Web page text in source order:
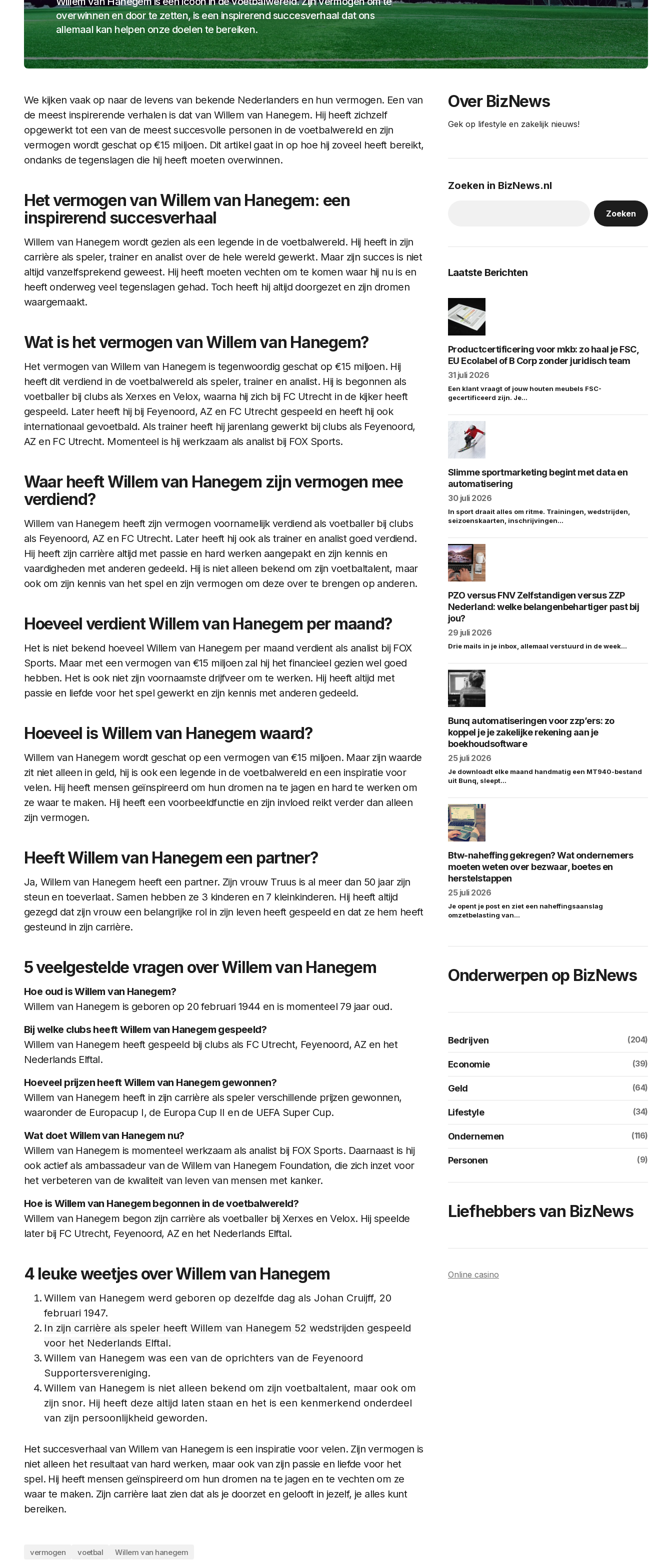
overwinnen en door te zetten, is een inspirerend succesverhaal dat ons
allemaal kan helpen onze doelen te bereiken.
We kijken vaak op naar de levens van bekende Nederlanders en hun vermogen. Een van
de meest inspirerende verhalen is dat van Willem van Hanegem. Hij heeft zichzelf
opgewerkt tot een van de meest succesvolle personen in de voetbalwereld en zijn
vermogen wordt geschat op €15 miljoen. Dit artikel gaat in op hoe hij zoveel heeft bereikt,
ondanks de tegenslagen die hij heeft moeten overwinnen.
Het vermogen van Willem van Hanegem: een
inspirerend succesverhaal
Willem van Hanegem wordt gezien als een legende in de voetbalwereld. Hij heeft in zijn
carrière als speler, trainer en analist over de hele wereld gewerkt. Maar zijn succes is niet
altijd vanzelfsprekend geweest. Hij heeft moeten vechten om te komen waar hij nu is en
heeft onderweg veel tegenslagen gehad. Toch heeft hij altijd doorgezet en zijn dromen
waargemaakt.
Wat is het vermogen van Willem van Hanegem?
Het vermogen van Willem van Hanegem is tegenwoordig geschat op €15 miljoen. Hij
heeft dit verdiend in de voetbalwereld als speler, trainer en analist. Hij is begonnen als
voetballer bij clubs als Xerxes en Velox, waarna hij zich bij FC Utrecht in de kijker heeft
gespeeld. Later heeft hij bij Feyenoord, AZ en FC Utrecht gespeeld en heeft hij ook
internationaal gevoetbald. Als trainer heeft hij jarenlang gewerkt bij clubs als Feyenoord,
AZ en FC Utrecht. Momenteel is hij werkzaam als analist bij FOX Sports.
Waar heeft Willem van Hanegem zijn vermogen mee
verdiend?
Willem van Hanegem heeft zijn vermogen voornamelijk verdiend als voetballer bij clubs
als Feyenoord, AZ en FC Utrecht. Later heeft hij ook als trainer en analist goed verdiend.
Hij heeft zijn carrière altijd met passie en hard werken aangepakt en zijn kennis en
vaardigheden met anderen gedeeld. Hij is niet alleen bekend om zijn voetbaltalent, maar
ook om zijn kennis van het spel en zijn vermogen om deze over te brengen op anderen.
Hoeveel verdient Willem van Hanegem per maand?
Het is niet bekend hoeveel Willem van Hanegem per maand verdient als analist bij FOX
Sports. Maar met een vermogen van €15 miljoen zal hij het financieel gezien wel goed
hebben. Het is ook niet zijn voornaamste drijfveer om te werken. Hij heeft altijd met
passie en liefde voor het spel gewerkt en zijn kennis met anderen gedeeld.
Hoeveel is Willem van Hanegem waard?
Willem van Hanegem wordt geschat op een vermogen van €15 miljoen. Maar zijn waarde
zit niet alleen in geld, hij is ook een legende in de voetbalwereld en een inspiratie voor
velen. Hij heeft mensen geïnspireerd om hun dromen na te jagen en hard te werken om
ze waar te maken. Hij heeft een voorbeeldfunctie en zijn invloed reikt verder dan alleen
zijn vermogen.
Heeft Willem van Hanegem een partner?
Ja, Willem van Hanegem heeft een partner. Zijn vrouw Truus is al meer dan 50 jaar zijn
steun en toeverlaat. Samen hebben ze 3 kinderen en 7 kleinkinderen. Hij heeft altijd
gezegd dat zijn vrouw een belangrijke rol in zijn leven heeft gespeeld en dat ze hem heeft
gesteund in zijn carrière.
5 veelgestelde vragen over Willem van Hanegem
Hoe oud is Willem van Hanegem?
Willem van Hanegem is geboren op 20 februari 1944 en is momenteel 79 jaar oud.
Bij welke clubs heeft Willem van Hanegem gespeeld?
Willem van Hanegem heeft gespeeld bij clubs als FC Utrecht, Feyenoord, AZ en het
Nederlands Elftal.
Hoeveel prijzen heeft Willem van Hanegem gewonnen?
Willem van Hanegem heeft in zijn carrière als speler verschillende prijzen gewonnen,
waaronder de Europacup I, de Europa Cup II en de UEFA Super Cup.
Wat doet Willem van Hanegem nu?
Willem van Hanegem is momenteel werkzaam als analist bij FOX Sports. Daarnaast is hij
ook actief als ambassadeur van de Willem van Hanegem Foundation, die zich inzet voor
het verbeteren van de kwaliteit van leven van mensen met kanker.
Hoe is Willem van Hanegem begonnen in de voetbalwereld?
Willem van Hanegem begon zijn carrière als voetballer bij Xerxes en Velox. Hij speelde
later bij FC Utrecht, Feyenoord, AZ en het Nederlands Elftal.
4 leuke weetjes over Willem van Hanegem
Willem van Hanegem werd geboren op dezelfde dag als Johan Cruijff, 20
februari 1947.
In zijn carrière als speler heeft Willem van Hanegem 52 wedstrijden gespeeld
voor het Nederlands Elftal.
Willem van Hanegem was een van de oprichters van de Feyenoord
Supportersvereniging.
Willem van Hanegem is niet alleen bekend om zijn voetbaltalent, maar ook om
zijn snor. Hij heeft deze altijd laten staan en het is een kenmerkend onderdeel
van zijn persoonlijkheid geworden.
Het succesverhaal van Willem van Hanegem is een inspiratie voor velen. Zijn vermogen is
niet alleen het resultaat van hard werken, maar ook van zijn passie en liefde voor het
spel. Hij heeft mensen geïnspireerd om hun dromen na te jagen en te vechten om ze
waar te maken. Zijn carrière laat zien dat als je doorzet en gelooft in jezelf, je alles kunt
bereiken.
vermogen voetbal Willem van hanegem
Over BizNews
Gek op lifestyle en zakelijk nieuws!
Zoeken in BizNews.nl
Zoeken
Laatste Berichten
Productcertificering voor mkb: zo haal je FSC,
EU Ecolabel of B Corp zonder juridisch team
31 juli 2026
Een klant vraagt of jouw houten meubels FSC-
gecertificeerd zijn. Je…
Slimme sportmarketing begint met data en
automatisering
30 juli 2026
In sport draait alles om ritme. Trainingen, wedstrijden,
seizoenskaarten, inschrijvingen…
PZO versus FNV Zelfstandigen versus ZZP
Nederland: welke belangenbehartiger past bij
jou?
29 juli 2026
Drie mails in je inbox, allemaal verstuurd in de week…
Bunq automatiseringen voor zzp’ers: zo
koppel je je zakelijke rekening aan je
boekhoudsoftware
25 juli 2026
Je downloadt elke maand handmatig een MT940-bestand
uit Bunq, sleept…
Btw-naheffing gekregen? Wat ondernemers
moeten weten over bezwaar, boetes en
herstelstappen
25 juli 2026
Je opent je post en ziet een naheffingsaanslag
omzetbelasting van…
Onderwerpen op BizNews
Bedrijven (204)
Economie (39)
Geld (64)
Lifestyle (34)
Ondernemen (116)
Personen (9)
Liefhebbers van BizNews
Online casino